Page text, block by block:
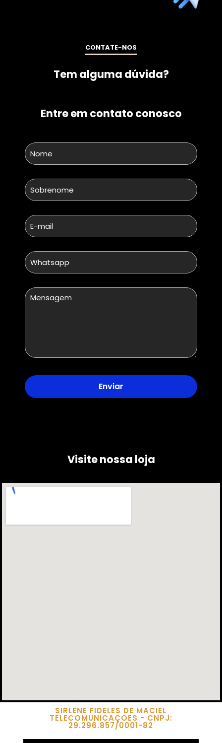
CONTATE-NOS
Tem alguma dúvida?
Entre em contato conosco
Visite nossa loja
SIRLENE FIDELES DE MACIEL
TELECOMUNICAÇOES - CNPJ:
29.296.857/0001-82